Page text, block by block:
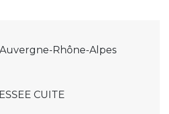
Auvergne-Rhône-Alpes
CUITE